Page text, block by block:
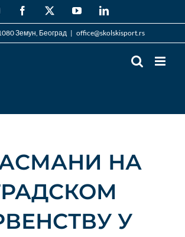
InstagramFacebook YouTubeLinkedIn
Земун, Београд | office@skolskisport.rs
НА
У